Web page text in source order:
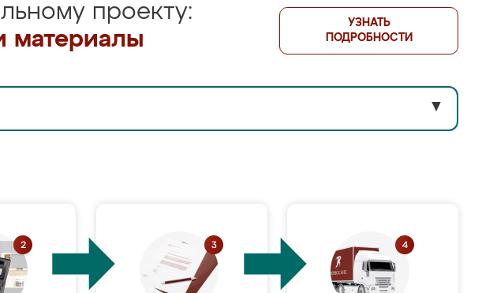
проекту:
материалы
УЗНАТЬ
ПОДРОБНОСТИ
▼